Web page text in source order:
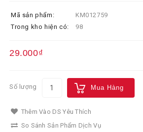
Mã sản phẩm:
KM012759
Trong kho hiện có:
98
29.000₫
Số lượng Mua Hàng
Thêm Vào DS Yêu Thích
So Sánh Sản Phẩm Dịch Vụ